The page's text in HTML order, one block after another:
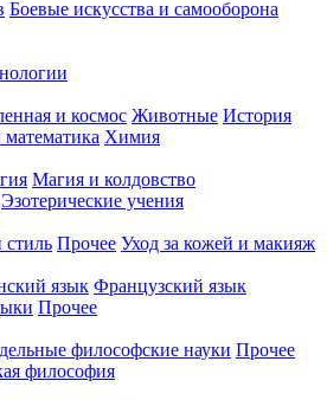
Боевые искусства и самооборона
и космос Животные История
Химия
Магия и колдовство
Эзотерические учения
Прочее Уход за кожей и макияж
язык Французский язык
Прочее
философские науки Прочее
философия